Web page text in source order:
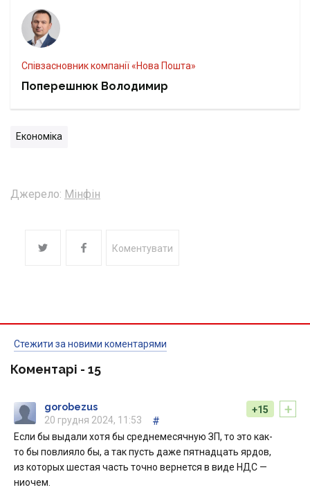
Співзасновник компанії «Нова Пошта»
Поперешнюк Володимир
Економіка
Джерело: Мінфін
Коментувати
Стежити за новими коментарями
Коментарі - 15
+
+15
gorobezus
20 грудня 2024, 11:53
#
Если бы выдали хотя бы среднемесячную ЗП, то это как-
то бы повлияло бы, а так пусть даже пятнадцать ярдов,
из которых шестая часть точно вернется в виде НДС —
ниочем.